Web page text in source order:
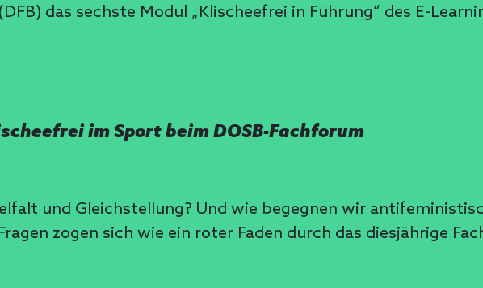
das sechste Modul „Klischeefrei in Führung“ des E-
im Sport beim DOSB-Fachforum
und Gleichstellung? Und wie begegnen wir
zogen sich wie ein roter Faden durch das diesjährige